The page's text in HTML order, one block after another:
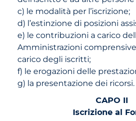
c) le modalità per l’iscrizione;
d) l’estinzione di posizioni
e) le contribuzioni a carico
Amministrazioni
carico degli iscritti;
f) le erogazioni delle
g) la presentazione dei ricorsi.
CAPO II
Iscrizione al